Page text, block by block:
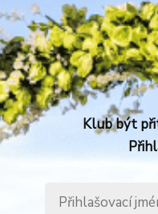
Klub být